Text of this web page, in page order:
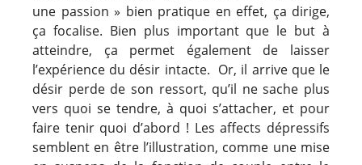
une passion » bien pratique en effet, ça dirige,
ça focalise. Bien plus important que le but à
atteindre, ça permet également de laisser
l’expérience du désir intacte. Or, il arrive que le
désir perde de son ressort, qu’il ne sache plus
vers quoi se tendre, à quoi s’attacher, et pour
faire tenir quoi d’abord ! Les affects dépressifs
semblent en être l’illustration, comme une mise